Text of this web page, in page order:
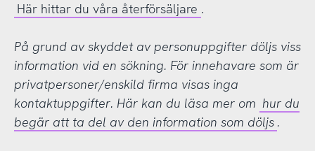
Här hittar du våra återförsäljare .
På grund av skyddet av personuppgifter döljs viss
information vid en sökning. För innehavare som är
privatpersoner/enskild firma visas inga
kontaktuppgifter. Här kan du läsa mer om hur du
begär att ta del av den information som döljs .